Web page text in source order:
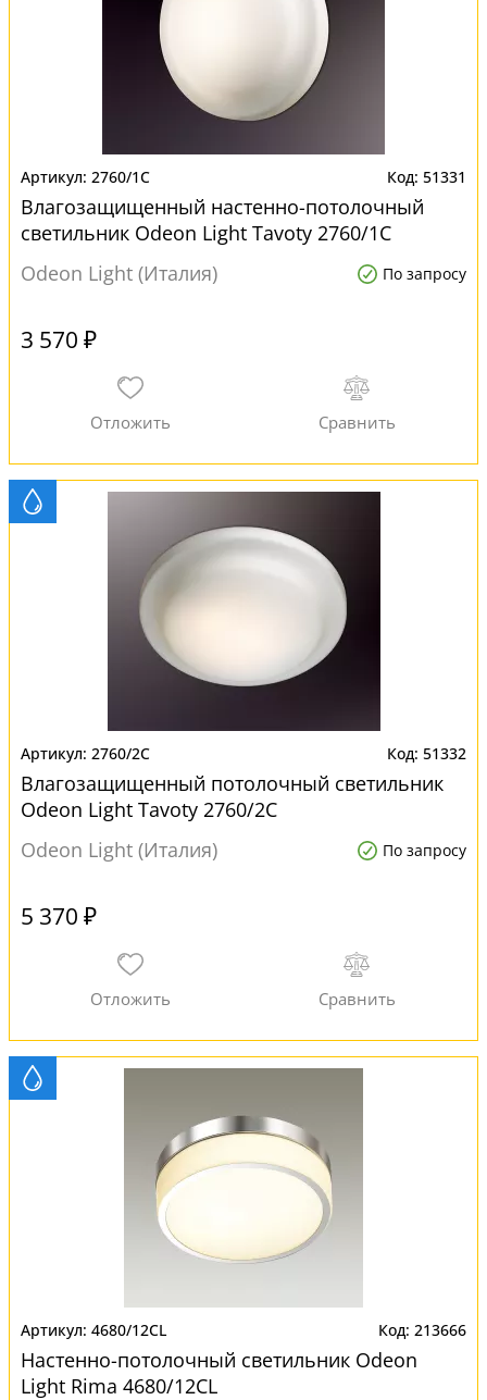
2760/1C 51331
Влагозащищенный настенно-потолочный
светильник Odeon Light Tavoty 2760/1C
Odeon Light (Италия)
По запросу
3 570 ₽
2760/2C 51332
Влагозащищенный потолочный светильник
Odeon Light Tavoty 2760/2C
Odeon Light (Италия)
По запросу
5 370 ₽
4680/12CL 213666
Настенно-потолочный светильник Odeon
Light Rima 4680/12CL